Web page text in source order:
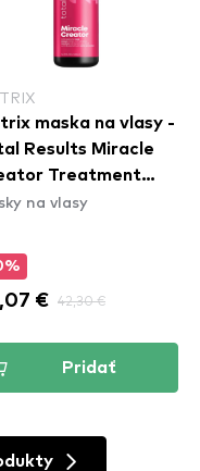
maska na vlasy -
Results Miracle
Treatment
na vlasy
€ 42,30 €
Pridať